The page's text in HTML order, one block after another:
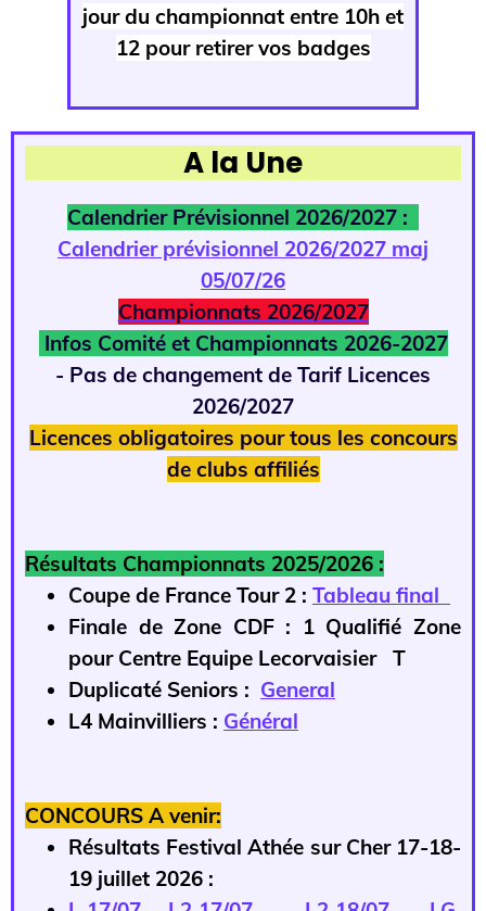
jour du championnat entre 10h et
12 pour retirer vos badges
A la Une
Calendrier Prévisionnel 2026/2027 :
Calendrier prévisionnel 2026/2027 maj
05/07/26
Championnats 2026/2027
Infos Comité et Championnats 2026-2027
- Pas de changement de Tarif Licences
2026/2027
Licences obligatoires pour tous les concours
de clubs affiliés
Résultats Championnats 2025/2026 :
Coupe de France Tour 2 : Tableau final
Finale de Zone CDF : 1 Qualifié Zone
pour Centre Equipe Lecorvaisier T
Duplicaté Seniors : General
L4 Mainvilliers : Général
CONCOURS A venir:
Résultats Festival Athée sur Cher 17-18-
19 juillet 2026 :